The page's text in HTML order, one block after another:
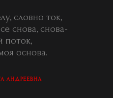
словно ток,
снова, снова-
поток,
основа.
АНДРЕЕВНА